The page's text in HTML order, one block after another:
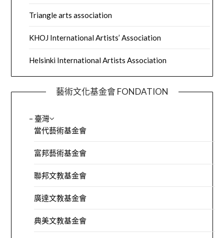
Triangle arts association
KHOJ International Artists’ Association
Helsinki International Artists Association
藝術文化基金會 FONDATION
– 臺灣
當代藝術基金會
富邦藝術基金會
聯邦文教基金會
廣達文教基金會
典美文教基金會